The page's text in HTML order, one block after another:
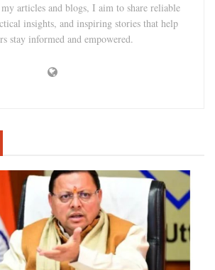
articles and blogs, I aim to share reliable
insights, and inspiring stories that help
stay informed and empowered.